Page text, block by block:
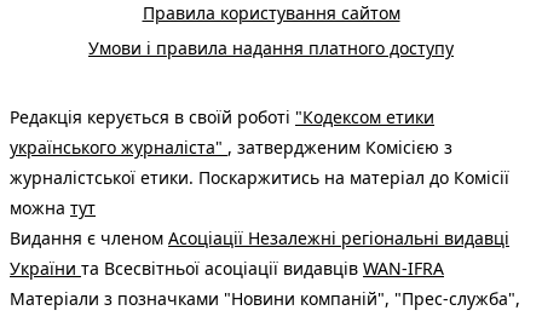
Правила користування сайтом
Умови і правила надання платного доступу
Редакція керується в своїй роботі "Кодексом етики
українського журналіста" , затвердженим Комісією з
журналістської етики. Поскаржитись на матеріал до Комісії
можна тут
Видання є членом Асоціації Незалежні регіональні видавці
України та Всесвітньої асоціації видавців WAN-IFRA
Матеріали з позначками "Новини компаній", "Прес-служба",